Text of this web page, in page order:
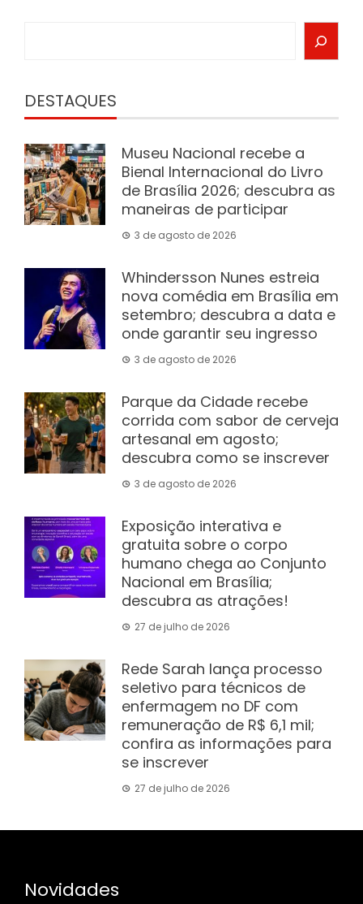
DESTAQUES
Museu Nacional recebe a
Bienal Internacional do Livro
de Brasília 2026; descubra as
maneiras de participar
3 de agosto de 2026
Whindersson Nunes estreia
nova comédia em Brasília em
setembro; descubra a data e
onde garantir seu ingresso
3 de agosto de 2026
Parque da Cidade recebe
corrida com sabor de cerveja
artesanal em agosto;
descubra como se inscrever
3 de agosto de 2026
Exposição interativa e
gratuita sobre o corpo
humano chega ao Conjunto
Nacional em Brasília;
descubra as atrações!
27 de julho de 2026
Rede Sarah lança processo
seletivo para técnicos de
enfermagem no DF com
remuneração de R$ 6,1 mil;
confira as informações para
se inscrever
27 de julho de 2026
Novidades